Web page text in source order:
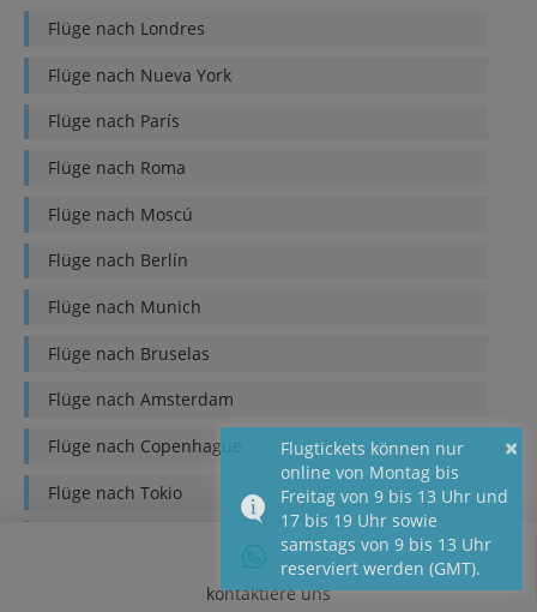
Flüge nach Londres
Flüge nach Nueva York
Flüge nach París
Flüge nach Roma
Flüge nach Moscú
Flüge nach Berlín
Flüge nach Munich
Flüge nach Bruselas
Flüge nach Amsterdam
Flüge nach Copenhague
Flüge nach Tokio
kontaktiere uns
×
Flugtickets können nur
online von Montag bis
Freitag von 9 bis 13 Uhr und
17 bis 19 Uhr sowie
samstags von 9 bis 13 Uhr
reserviert werden (GMT).